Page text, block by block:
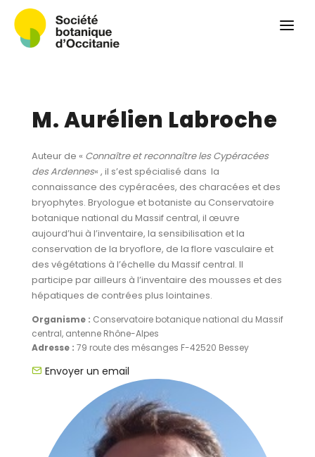
Convergences botaniques
Herbier PCPR
Ressources
Actualités et calendrier
Contact
M. Aurélien Labroche
Auteur de « Connaître et reconnaître les Cypéracées
des Ardennes« , il s’est spécialisé dans la
connaissance des cypéracées, des characées et des
bryophytes. Bryologue et botaniste au Conservatoire
botanique national du Massif central, il œuvre
aujourd’hui à l’inventaire, la sensibilisation et la
conservation de la bryoflore, de la flore vasculaire et
des végétations à l’échelle du Massif central. Il
participe par ailleurs à l’inventaire des mousses et des
hépatiques de contrées plus lointaines.
Organisme : Conservatoire botanique national du Massif
central, antenne Rhône-Alpes
Adresse : 79 route des mésanges F-42520 Bessey
Envoyer un email